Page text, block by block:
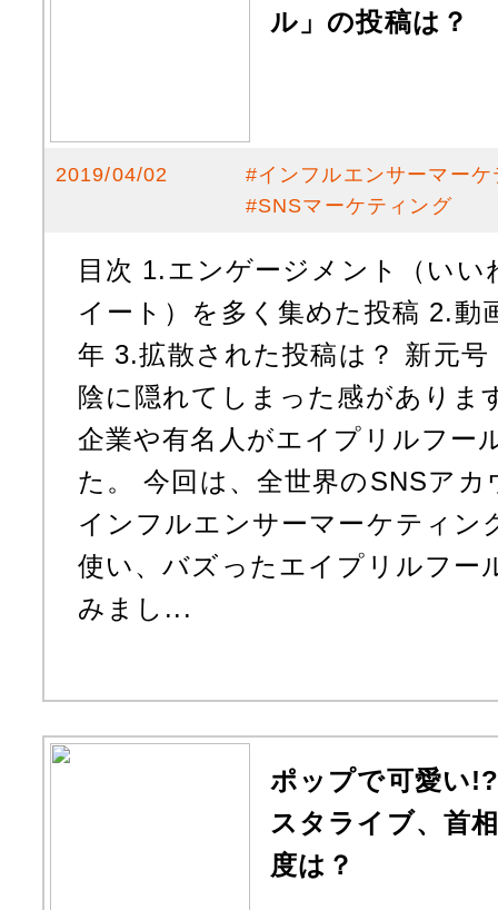
ル」の投稿は？
2019/04/02 #インフルエンサーマー
#SNSマーケティング
目次 1.エンゲージメント（い
イート）を多く集めた投稿 2.動
年 3.拡散された投稿は？ 新元
陰に隠れてしまった感がありま
企業や有名人がエイプリルフー
た。 今回は、全世界のSNSア
インフルエンサーマーケティン
使い、バズったエイプリルフー
みまし...
ポップで可愛い
スタライブ、首
度は？